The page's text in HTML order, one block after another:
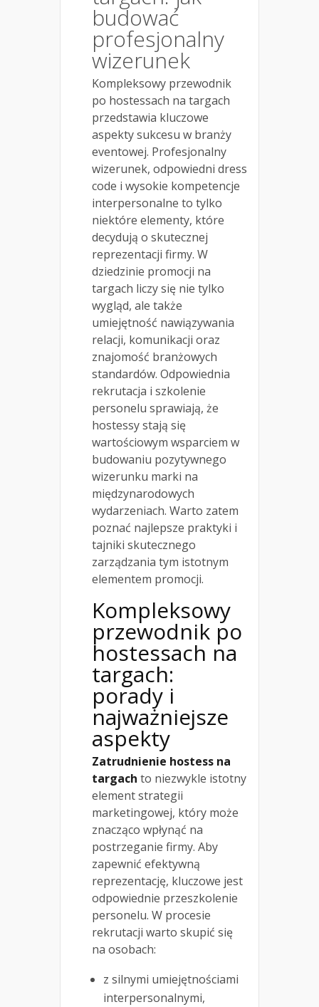
budować
profesjonalny
wizerunek
Kompleksowy przewodnik
po hostessach na targach
przedstawia kluczowe
aspekty sukcesu w branży
eventowej. Profesjonalny
wizerunek, odpowiedni dress
code i wysokie kompetencje
interpersonalne to tylko
niektóre elementy, które
decydują o skutecznej
reprezentacji firmy. W
dziedzinie promocji na
targach liczy się nie tylko
wygląd, ale także
umiejętność nawiązywania
relacji, komunikacji oraz
znajomość branżowych
standardów. Odpowiednia
rekrutacja i szkolenie
personelu sprawiają, że
hostessy stają się
wartościowym wsparciem w
budowaniu pozytywnego
wizerunku marki na
międzynarodowych
wydarzeniach. Warto zatem
poznać najlepsze praktyki i
tajniki skutecznego
zarządzania tym istotnym
elementem promocji.
Kompleksowy
przewodnik po
hostessach na
targach:
porady i
najważniejsze
aspekty
Zatrudnienie hostess na
targach to niezwykle istotny
element strategii
marketingowej, który może
znacząco wpłynąć na
postrzeganie firmy. Aby
zapewnić efektywną
reprezentację, kluczowe jest
odpowiednie przeszkolenie
personelu. W procesie
rekrutacji warto skupić się
na osobach:
z silnymi umiejętnościami
interpersonalnymi,